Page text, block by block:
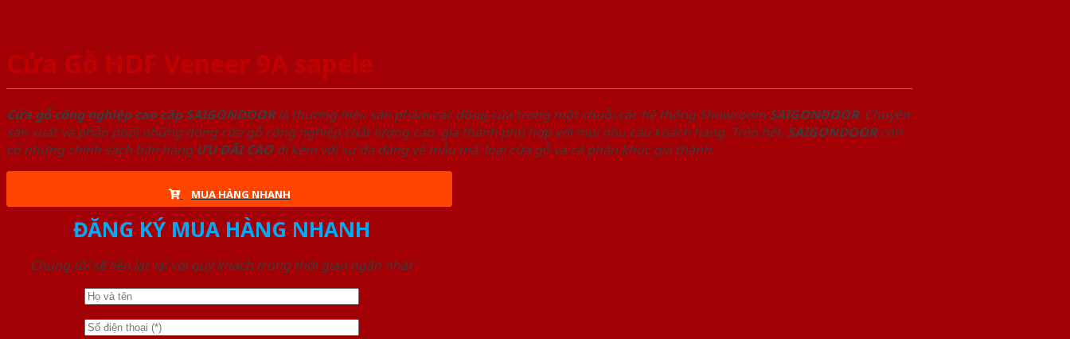
Cửa Gỗ HDF Veneer 9A sapele
Cửa gỗ công nghiệp cao cấp SAIGONDOORlà thương hiệu sản phẩm các dòng cửa trong một chuỗi các hệ thống Showroom SAIGONDOOR. Chuyên
sản xuất và phân phối những dòng cửa gỗ công nghiệp chất lượng cao, giá thành phù hợp với mọi nhu cầu khách hàng. Trên hết, SAIGONDOORcòn
có những chính sách bán hàng ƯU ĐÃI CAOđi kèm với sự đa dạng về mẫu mã, loại cửa gỗ và cả phân khúc giá thành.
MUA HÀNG NHANH
ĐĂNG KÝ MUA HÀNG NHANH
Chúng tôi sẽ liên lạc lại với quý khách trong thời gian ngắn nhất